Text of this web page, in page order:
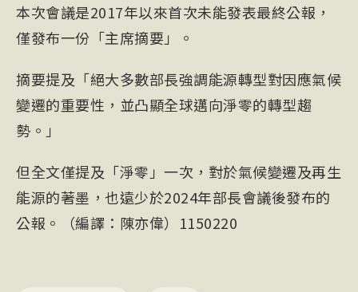
本次會議是2017年以來首次未能發表最終公報，
僅發布一份「主席摘要」。
摘要提及「絕大多數部長強調能源轉型對因應氣候
變遷的重要性，並凸顯全球邁向淨零的轉型趨
勢。」
但全文僅提及「淨零」一次，對於氣候變遷及再生
能源的著墨，也遠少於2024年部長會議後發布的
公報。（編譯：陳亦偉）1150220